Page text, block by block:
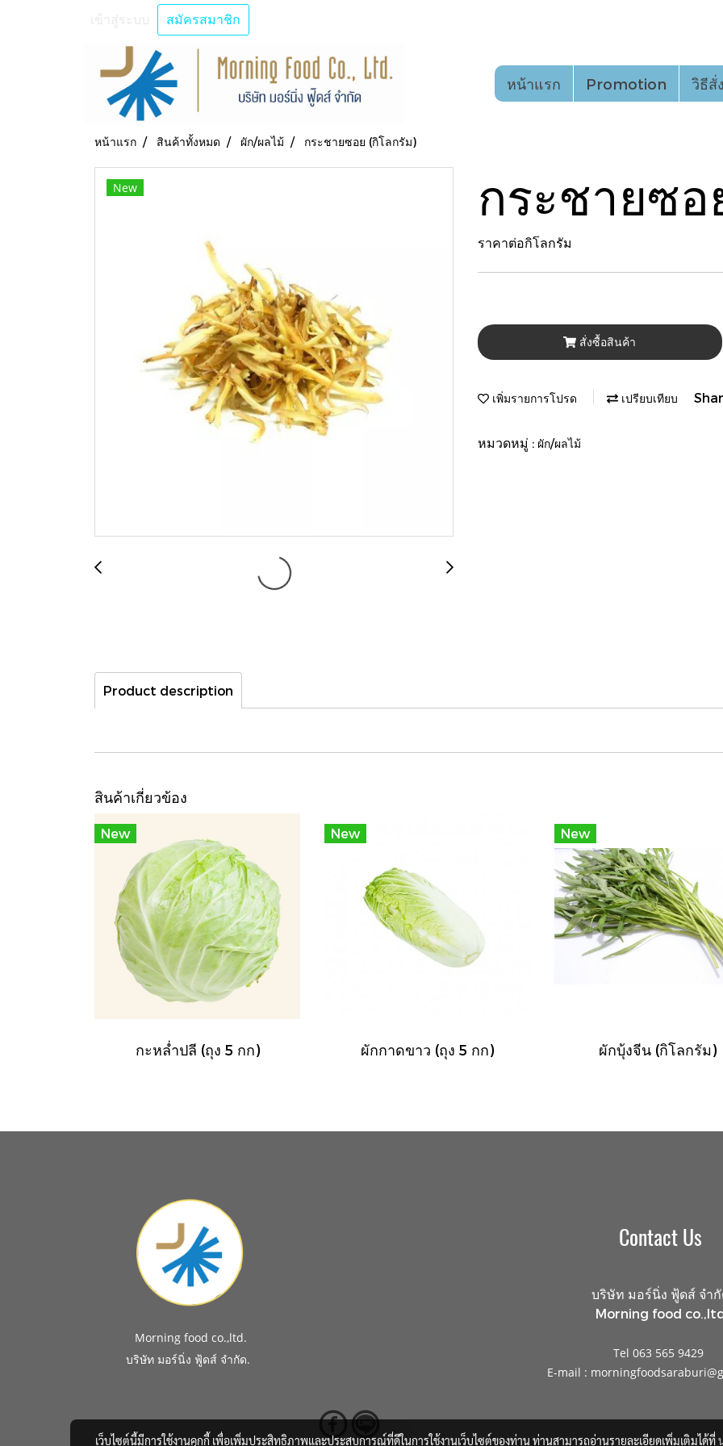
สมัครสมาชิก
หน้าแรก Promotion วิธีสั่
หน้าแรก สินค้าทั้งหมด ผัก/ผลไม้ กระชายซอย (กิโลกรัม)
New กระชายซ
ราคาต่อกิโลกรัม
สั่งซื้อสินค้า
เพิ่มรายการโปรด เปรียบเทียบ
หมวดหมู่ : ผัก/ผลไม้
Product description
สินค้าเกี่ยวข้อง
New
กะหล่ำปลี (ถุง 5 กก)
New
ผักกาดขาว (ถุง 5 กก)
New
ผักบุ้งจีน (กิโลกรัม)
Morning food co.,ltd.
บริษัท มอร์นิ่ง ฟู้ดส์ จำกัด
Contact Us
บริษัท มอร์นิ่ง ฟู้ดส์ จำ
Morning food
Tel 063 565 9429
E-mail :
เว็บไซต์นี้มีการใช้งานคุกกี้ เพื่อเพิ่มประสิทธิภาพและประสบการณ์ที่ดีในการใช้งานเว็บไซต์ของท่าน ท่านสามารถอ่านรายละเอียดเพิ่มเติมได้ที่